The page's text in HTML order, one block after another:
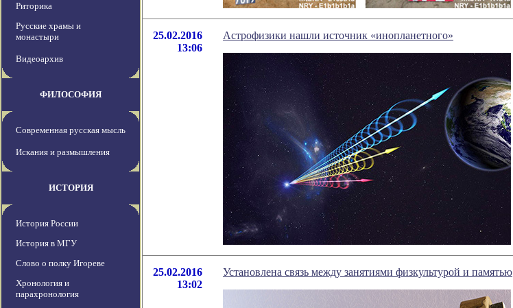
Риторика
Русские храмы и
монастыри
Видеоархив
ФИЛОСОФИЯ
Современная русская мысль
Искания и размышления
ИСТОРИЯ
История России
История в МГУ
Слово о полку Игореве
Хронология и
парахронология
25.02.2016
13:06
Астрофизики нашли источник «инопланетного»
25.02.2016
13:02
Установлена связь между занятиями физкультурой и памятью